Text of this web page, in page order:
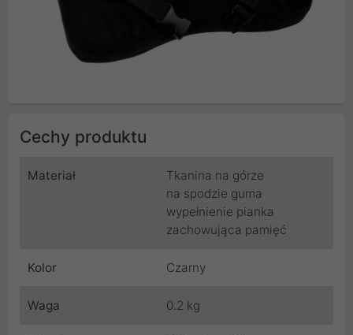
Cechy produktu
Materiał
Tkanina na górze
na spodzie guma
wypełnienie pianka
zachowująca pamięć
Kolor Czarny
Waga 0.2 kg